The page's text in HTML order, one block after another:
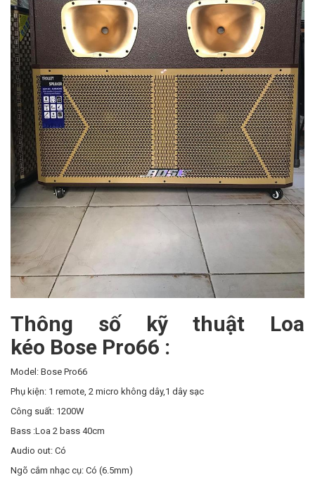
Thông số kỹ thuật Loa
kéo Bose Pro66 :
Model: Bose Pro66
Phụ kiện: 1 remote, 2 micro không dây,1 dây sạc
Công suất: 1200W
Bass :Loa 2 bass 40cm
Audio out: Có
Ngõ cắm nhạc cụ: Có (6.5mm)